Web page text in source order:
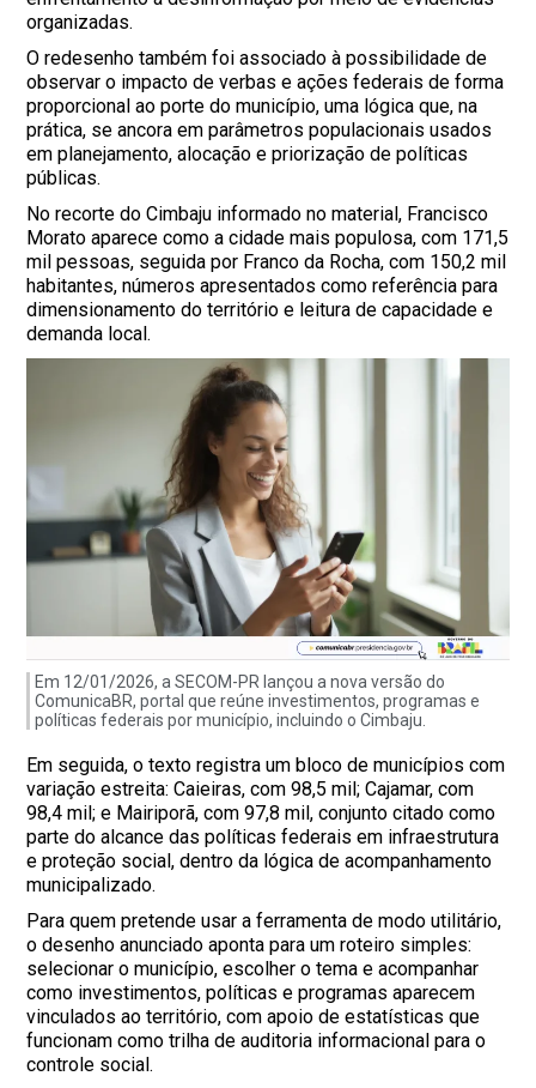
organizadas.
O redesenho também foi associado à possibilidade de
observar o impacto de verbas e ações federais de forma
proporcional ao porte do município, uma lógica que, na
prática, se ancora em parâmetros populacionais usados
em planejamento, alocação e priorização de políticas
públicas.
No recorte do Cimbaju informado no material, Francisco
Morato aparece como a cidade mais populosa, com 171,5
mil pessoas, seguida por Franco da Rocha, com 150,2 mil
habitantes, números apresentados como referência para
dimensionamento do território e leitura de capacidade e
demanda local.
Em 12/01/2026, a SECOM-PR lançou a nova versão do
ComunicaBR, portal que reúne investimentos, programas e
políticas federais por município, incluindo o Cimbaju.
Em seguida, o texto registra um bloco de municípios com
variação estreita: Caieiras, com 98,5 mil; Cajamar, com
98,4 mil; e Mairiporã, com 97,8 mil, conjunto citado como
parte do alcance das políticas federais em infraestrutura
e proteção social, dentro da lógica de acompanhamento
municipalizado.
Para quem pretende usar a ferramenta de modo utilitário,
o desenho anunciado aponta para um roteiro simples:
selecionar o município, escolher o tema e acompanhar
como investimentos, políticas e programas aparecem
vinculados ao território, com apoio de estatísticas que
funcionam como trilha de auditoria informacional para o
controle social.